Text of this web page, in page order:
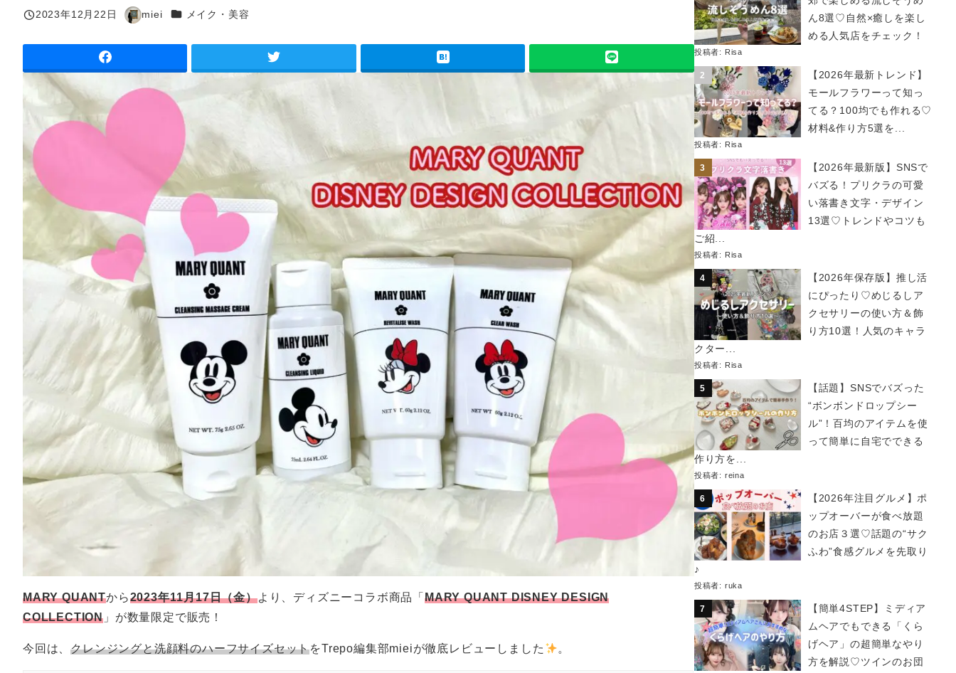
投稿日
2023年12月22日
著
miei カテゴリー
メイク・美容
MARY QUANTから2023年11月17日（金）より、ディズニーコラボ商品「MARY QUANT DISNEY DESIGN
COLLECTION 」が数量限定で販売！
今回は、クレンジングと洗顔料のハーフサイズセットをTrepo編集部mieiが徹底レビューしました 。
ん8選♡自然×癒しを楽し
める人気店をチェック！
投稿者: Risa
【2026年最新トレンド】
モールフラワーって知っ
てる？100均でも作れる♡
材料&作り方5選を...
投稿者: Risa
【2026年最新版】SNSで
バズる！プリクラの可愛
い落書き文字・デザイン
13選♡トレンドやコツも
ご紹...
投稿者: Risa
【2026年保存版】推し活
にぴったり♡めじるしア
クセサリーの使い方＆飾
り方10選！人気のキャラ
クター...
投稿者: Risa
【話題】SNSでバズった
“ボンボンドロップシー
ル”！百均のアイテムを使
って簡単に自宅でできる
作り方を...
投稿者: reina
【2026年注目グルメ】ポ
ップオーバーが食べ放題
のお店３選♡話題の“サク
ふわ”食感グルメを先取り
♪
投稿者: ruka
【簡単4STEP】ミディア
ムヘアでもできる「くら
げヘア」の超簡単なやり
方を解説♡ツインのお団